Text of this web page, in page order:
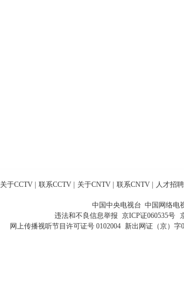
关于CCTV 联系CCTV 关于CNTV 联系CNTV 人才招聘
中国中央电视台 中国网络电
违法和不良信息举报 京ICP证060535号
网上传播视听节目许可证号 0102004 新出网证（京）